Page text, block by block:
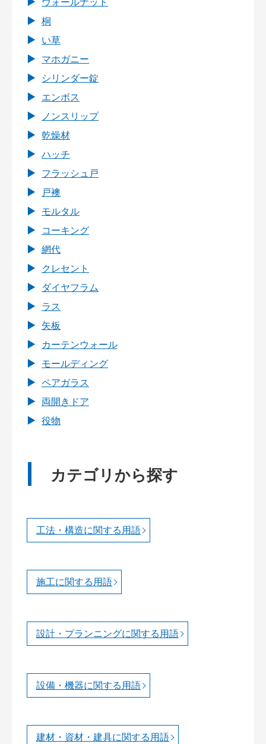
桐
い草
マホガニー
シリンダー錠
エンボス
ノンスリップ
乾燥材
ハッチ
フラッシュ戸
戸襖
モルタル
コーキング
網代
クレセント
ダイヤフラム
ラス
矢板
カーテンウォール
モールディング
ペアガラス
両開きドア
役物
カテゴリから探す
工法・構造に関する用語
施工に関する用語
設計・プランニングに関する用語
設備・機器に関する用語
建材・資材・建具に関する用語